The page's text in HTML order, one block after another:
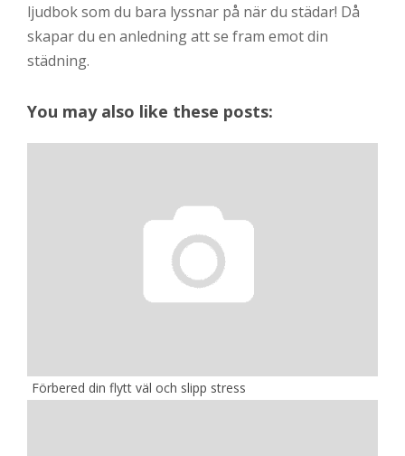
ljudbok som du bara lyssnar på när du städar! Då
skapar du en anledning att se fram emot din
städning.
You may also like these posts:
Förbered din flytt väl och slipp stress